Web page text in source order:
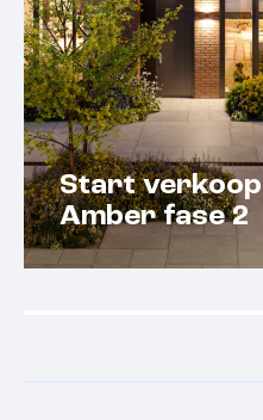
Start verkoop
Amber fase 2